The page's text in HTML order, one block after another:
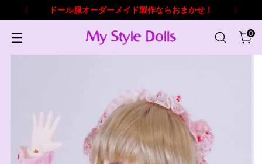
ドール服オーダーメイド製作ならおまかせ！
0